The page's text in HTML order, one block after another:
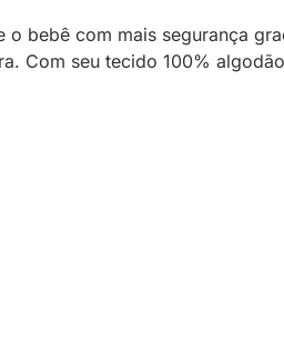
bebê com mais segurança
Com seu tecido 100%